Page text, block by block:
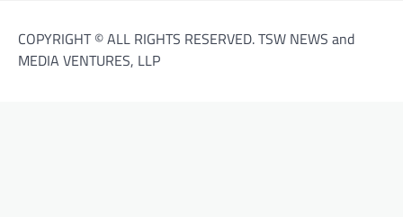
COPYRIGHT © ALL RIGHTS RESERVED. TSW NEWS and
MEDIA VENTURES, LLP